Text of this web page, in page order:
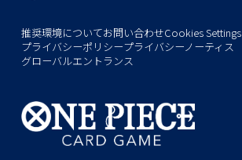
推奨環境についてお問い合わせCookies Settings
プライバシーポリシープライバシーノーティス
グローバルエントランス